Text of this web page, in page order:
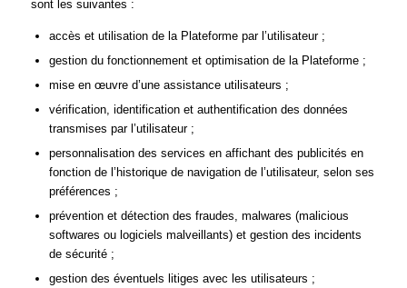
sont les suivantes :
accès et utilisation de la Plateforme par l’utilisateur ;
gestion du fonctionnement et optimisation de la Plateforme ;
mise en œuvre d’une assistance utilisateurs ;
vérification, identification et authentification des données
transmises par l’utilisateur ;
personnalisation des services en affichant des publicités en
fonction de l’historique de navigation de l’utilisateur, selon ses
préférences ;
prévention et détection des fraudes, malwares (malicious
softwares ou logiciels malveillants) et gestion des incidents
de sécurité ;
gestion des éventuels litiges avec les utilisateurs ;